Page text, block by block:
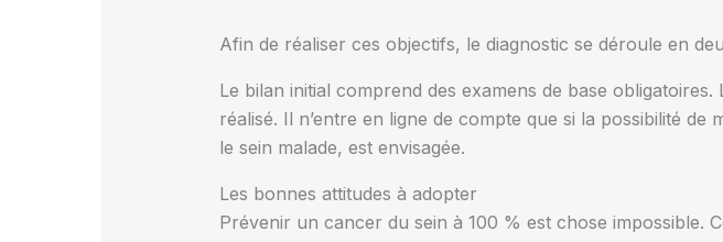
Afin de réaliser ces objectifs, le diagnostic se déroule en
Le bilan initial comprend des examens de base
réalisé. Il n’entre en ligne de compte que si la possibilité
le sein malade, est envisagée.
Les bonnes attitudes à adopter
Prévenir un cancer du sein à 100 % est chose impossible.